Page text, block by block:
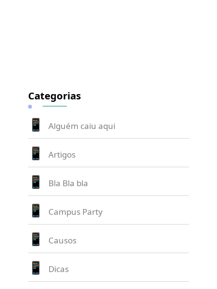
Categorias
Alguém caiu aqui
Artigos
Bla Bla bla
Campus Party
Causos
Dicas